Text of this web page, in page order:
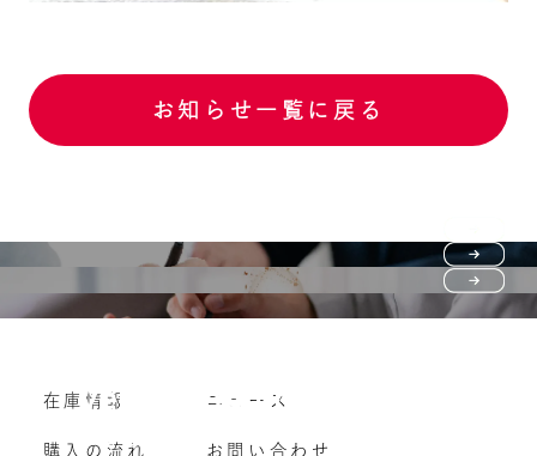
お知らせ一覧に戻る
購入の流れ
よくいただくご質問
Vehicle purchase
車両買い取り
在庫情報
購入の流れ
ニュース
お問い合わせ